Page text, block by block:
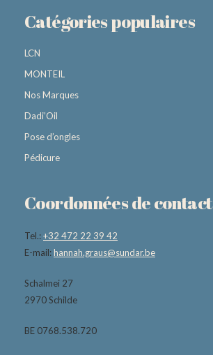
Catégories populaires
LCN
MONTEIL
Nos Marques
Dadi’Oil
Pose d’ongles
Pédicure
Coordonnées de contact
Tel.:+32 472 22 39 42
E-mail:hannah.graus@sundar.be
Schalmei 27
2970 Schilde
BE 0768.538.720